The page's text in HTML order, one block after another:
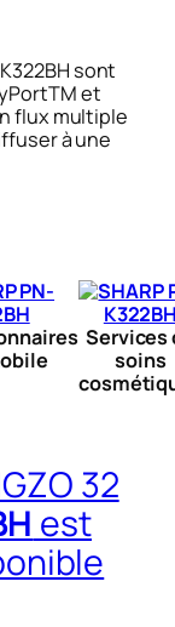
sont
et
flux multiple
à une
Services
soins
32
est